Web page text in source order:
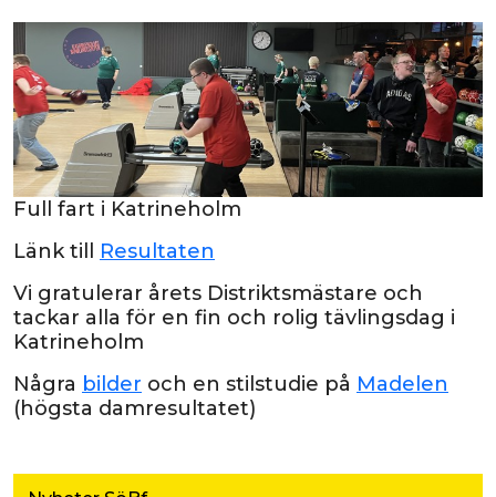
Full fart i Katrineholm
Länk till Resultaten
Vi gratulerar årets Distriktsmästare och
tackar alla för en fin och rolig tävlingsdag i
Katrineholm
Några bilder och en stilstudie på Madelen
(högsta damresultatet)